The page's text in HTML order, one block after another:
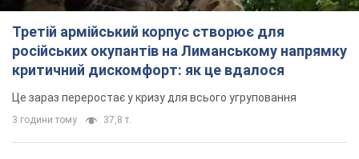
Третій армійський корпус створює для
російських окупантів на Лиманському напрямку
критичний дискомфорт: як це вдалося
Це зараз переростає у кризу для всього угруповання
3 години тому 37,8 т.